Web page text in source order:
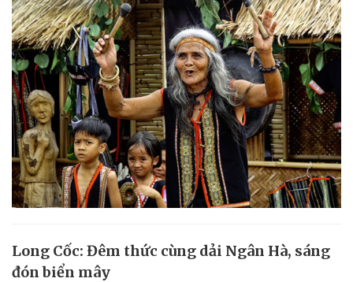
Long Cốc: Đêm thức cùng dải Ngân Hà, sáng
đón biển mây